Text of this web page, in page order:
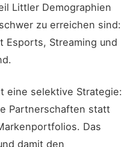
Littler Demographien
zu erreichen sind:
Esports, Streaming und
eine selektive Strategie:
Partnerschaften statt
Das
damit den